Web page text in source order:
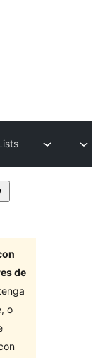
de
o